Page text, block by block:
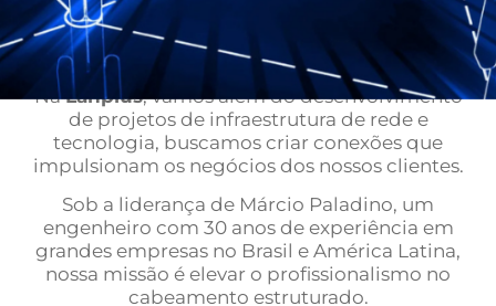
NaLanplus, vamos além do desenvolvimento
de projetos de infraestrutura de rede e
tecnologia, buscamos criar conexões que
impulsionam os negócios dos nossos clientes.
Sob a liderança de Márcio Paladino, um
engenheiro com 30 anos de experiência em
grandes empresas no Brasil e América Latina,
nossa missão é elevar o profissionalismo no
cabeamento estruturado.